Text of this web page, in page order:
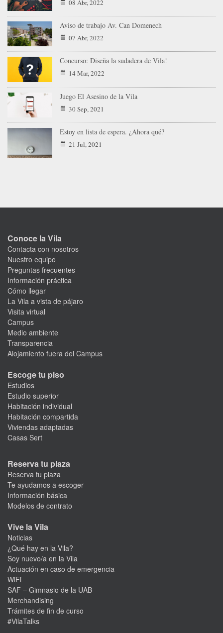
08 Abr, 2022
Aviso de trabajo Av. Can Domenech
07 Abr, 2022
Concurso: Diseña la sudadera de Vila!
14 Mar, 2022
Juego El Asesino de la Vila
30 Sep, 2021
Estoy en lista de espera. ¿Ahora qué?
21 Jul, 2021
Conoce la Vila
Contacta con nosotros
Nuestro equipo
Preguntas frecuentes
Información práctica
Cómo llegar
La Vila a vista de pájaro
Visita virtual
Campus
Medio ambiente
Transparencia
Alojamiento fuera del Campus
Escoge tu piso
Estudios
Estudio superior
Habitación individual
Habitación compartida
Viviendas adaptadas
Casas Sert
Reserva tu plaza
Reserva tu plaza
Te ayudamos a escoger
Información básica
Modelos de contrato
Vive la Vila
Noticias
¿Qué hay en la Vila?
Soy nuevo/a en la Vila
Actuación en caso de emergencia
WiFi
SAF – Gimnasio de la UAB
Merchandising
Trámites de fin de curso
#VilaTalks